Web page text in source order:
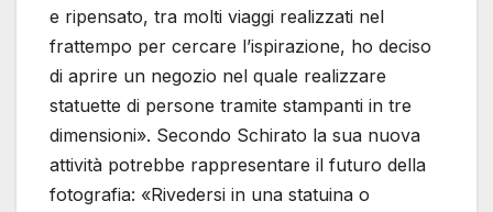
e ripensato, tra molti viaggi realizzati nel
frattempo per cercare l’ispirazione, ho deciso
di aprire un negozio nel quale realizzare
statuette di persone tramite stampanti in tre
dimensioni». Secondo Schirato la sua nuova
attività potrebbe rappresentare il futuro della
fotografia: «Rivedersi in una statuina o